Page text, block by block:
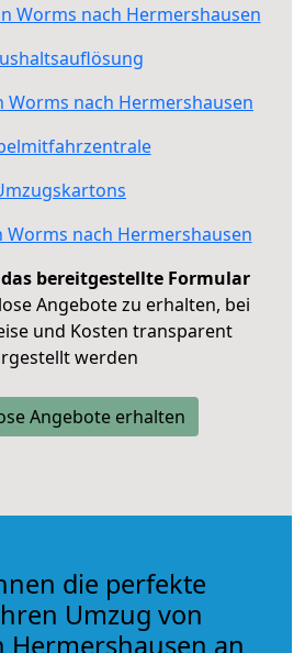
Worms nach Hermershausen
Worms nach Hermershausen
Worms nach Hermershausen
bereitgestellte Formular
Angebote zu erhalten, bei
und Kosten transparent
werden
Angebote erhalten
die perfekte
Umzug von
Hermershausen an